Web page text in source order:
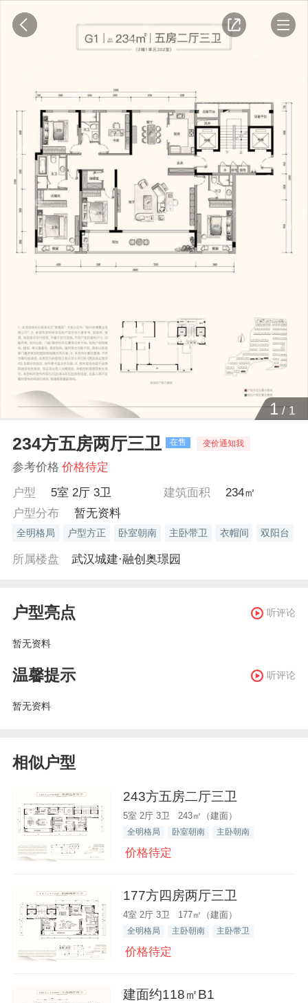
1/ 1
234方五房两厅三卫 在售 变价通知我
参考价格 价格待定
户型
5室 2厅 3卫 建筑面积
234㎡
户型分布
暂无资料
全明格局 户型方正 卧室朝南 主卧带卫 衣帽间 双阳台
所属楼盘 武汉城建·融创奥璟园
户型亮点 听评论
暂无资料
温馨提示 听评论
暂无资料
相似户型
243方五房二厅三卫
5室 2厅 3卫 243㎡（建面）
全明格局 卧室朝南 主卧朝南
价格待定
177方四房两厅三卫
4室 2厅 3卫 177㎡（建面）
全明格局 主卧朝南 主卧带卫
价格待定
建面约118㎡B1